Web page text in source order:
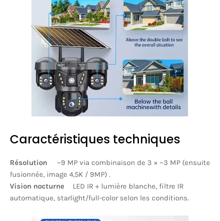
Caractéristiques techniques
Résolution
~9 MP via combinaison de 3 × ~3 MP (ensuite
fusionnée, image 4,5K / 9MP) .
Vision nocturne
LED IR + lumière blanche, filtre IR
automatique, starlight/full-color selon les conditions.